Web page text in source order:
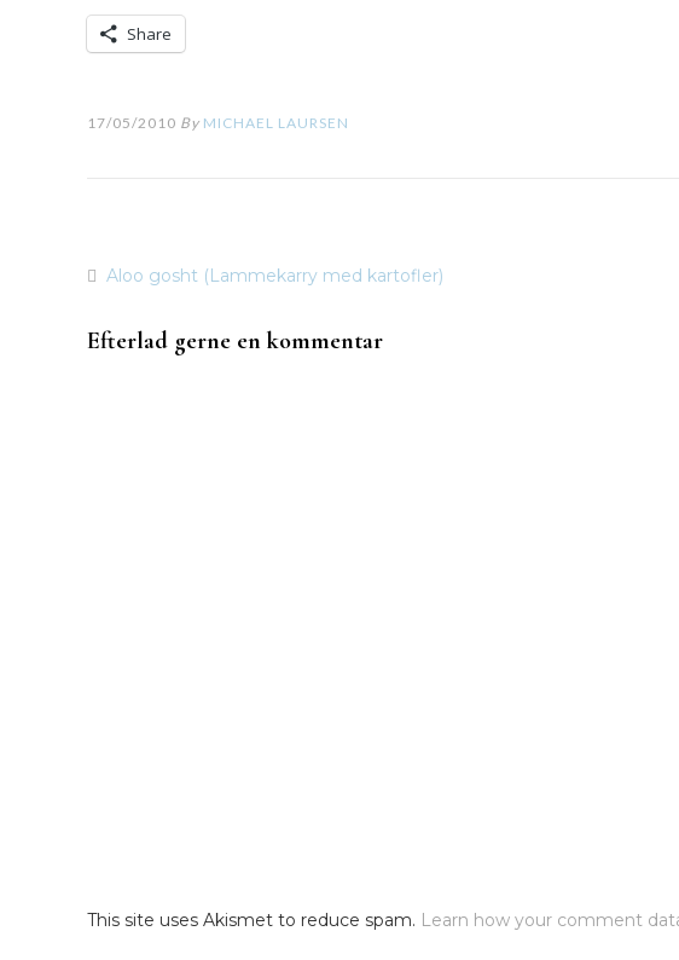
Share
17/05/2010 By MICHAEL LAURSEN
Indlægsnavigation
Aloo gosht (Lammekarry med kartofler)
Efterlad gerne en kommentar
This site uses Akismet to reduce spam. Learn how your comment